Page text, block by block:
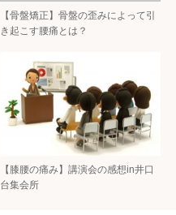
【骨盤矯正】骨盤の歪みによって引
き起こす腰痛とは？
【膝腰の痛み】講演会の感想in井口
台集会所